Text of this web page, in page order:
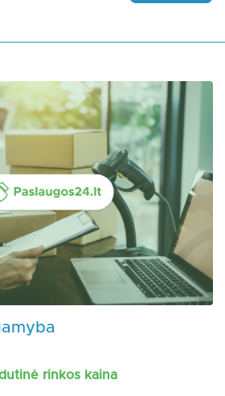
rinkos kaina